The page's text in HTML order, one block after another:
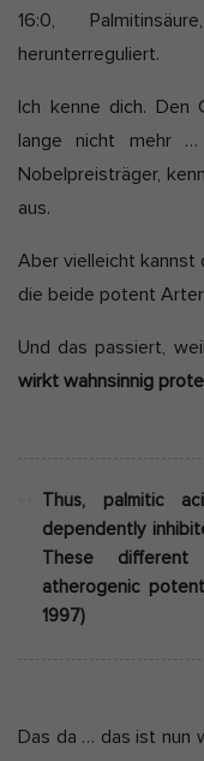
16:0,
herunterreguliert.
Ich kenne dich. Den
lange nicht mehr
Nobelpreisträger,
aus.
Aber vielleicht kannst
die beide potent
Und das passiert,
wirkt wahnsinnig
Thus, palmitic
dependently
These
atherogenic
1997)
Das da … das ist nun